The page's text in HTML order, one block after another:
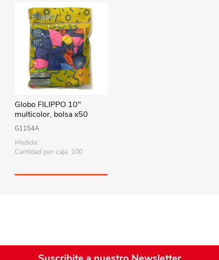
Globo FILIPPO 10"
multicolor, bolsa x50
G1154A
Medida:
Cantidad por caja: 100